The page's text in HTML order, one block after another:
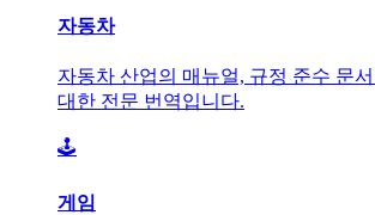
자동차
자동차 산업의 매뉴얼, 규정 준수 문
대한 전문 번역입니다.
🕹️
게임